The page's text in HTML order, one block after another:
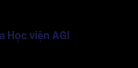
Học viện AGI